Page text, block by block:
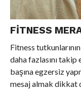
FITNESS
Fitness
daha fazlasını
başına egzersiz
mesaj almak dikkat